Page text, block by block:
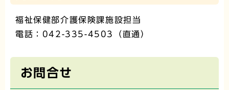
福祉保健部介護保険課施設担当
電話：042-335-4503（直通）
お問合せ